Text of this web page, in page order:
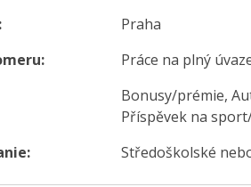
Praha
Práce na plný
Bonusy/prémie,
Příspěvek na
Středoškolské